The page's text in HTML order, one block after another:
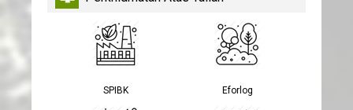
SPIBK Eforlog